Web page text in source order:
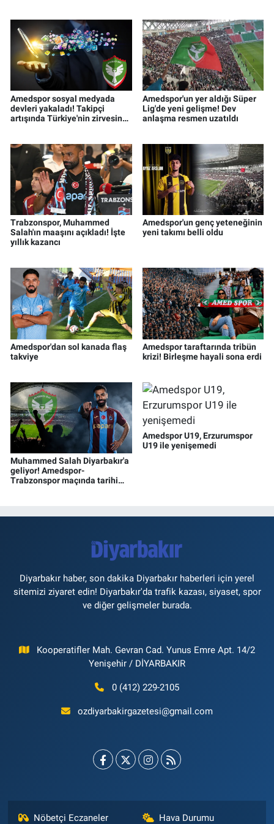
Amedspor sosyal medyada
devleri yakaladı! Takipçi
artışında Türkiye'nin zirvesine
Amedspor'un yer aldığı Süper
Lig'de yeni gelişme! Dev
anlaşma resmen uzatıldı
Trabzonspor, Muhammed
Salah'ın maaşını açıkladı! İşte
yıllık kazancı
Amedspor'un genç yeteneğinin
yeni takımı belli oldu
Amedspor'dan sol kanada flaş
takviye
Amedspor taraftarında tribün
krizi! Birleşme hayali sona erdi
Muhammed Salah Diyarbakır'a
geliyor! Amedspor-
Trabzonspor maçında tarihi
Amedspor U19, Erzurumspor
U19 ile yenişemedi
Diyarbakır haber, son dakika Diyarbakır haberleri için yerel
sitemizi ziyaret edin! Diyarbakır'da trafik kazası, siyaset, spor
ve diğer gelişmeler burada.
Kooperatifler Mah. Gevran Cad. Yunus Emre Apt. 14/2
Yenişehir / DİYARBAKIR
0 (412) 229-2105
ozdiyarbakirgazetesi@gmail.com
Nöbetçi Eczaneler Hava Durumu